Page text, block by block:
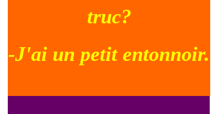
truc?
-J'ai un petit entonnoir.